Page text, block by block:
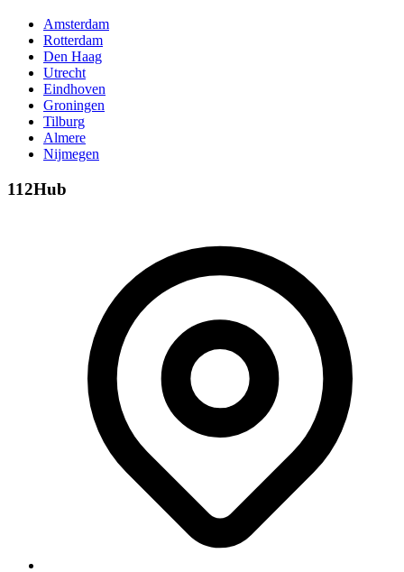
Amsterdam
Rotterdam
Den Haag
Utrecht
Eindhoven
Groningen
Tilburg
Almere
Nijmegen
112Hub